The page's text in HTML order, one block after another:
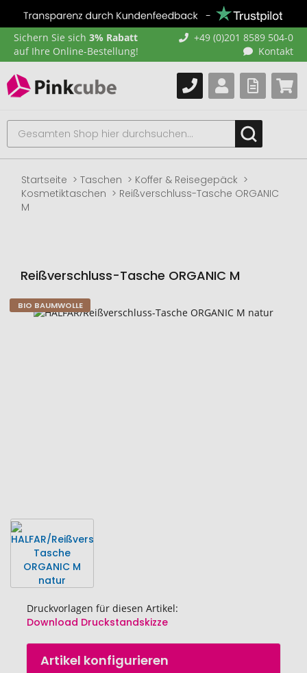
Sichern Sie sich 3% Rabatt
auf Ihre Online-Bestellung!
+49 (0)201 8589 504-0
Kontakt
Startseite Taschen
Koffer & Reisegepäck
Kosmetiktaschen
Reißverschluss-Tasche ORGANIC
M
Reißverschluss-Tasche ORGANIC M
Zum
Druckvorlagen für diesen Artikel:
Download Druckstandskizze
Zum
Anfang
BIO BAUMWOLLE
Artikel konfigurieren